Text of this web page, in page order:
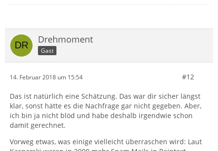
Drehmoment
Gast
14. Februar 2018 um 15:54 #12
Das ist natürlich eine Schätzung. Das war dir sicher längst
klar, sonst hätte es die Nachfrage gar nicht gegeben. Aber,
ich bin ja nicht blöd und habe deshalb irgendwie schon
damit gerechnet.
Vorweg etwas, was einige vielleicht überraschen wird: Laut